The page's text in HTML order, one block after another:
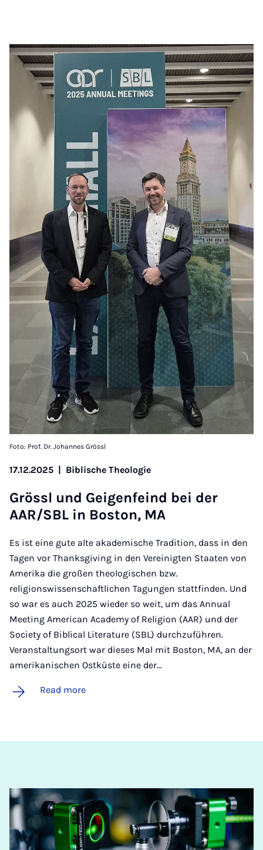
Foto: Prof. Dr. Johannes Grössl
17.12.2025 | Biblische Theologie
Grössl und Gei­gen­feind bei der
AAR/SBL in Bo­ston, MA
Es ist eine gute alte akademische Tradition, dass in den
Tagen vor Thanksgiving in den Vereinigten Staaten von
Amerika die großen theologischen bzw.
religionswissenschaftlichen Tagungen stattfinden. Und
so war es auch 2025 wieder so weit, um das Annual
Meeting American Academy of Religion (AAR) und der
Society of Biblical Literature (SBL) durchzuführen.
Veranstaltungsort war dieses Mal mit Boston, MA, an der
amerikanischen Ostküste eine der…
Read more